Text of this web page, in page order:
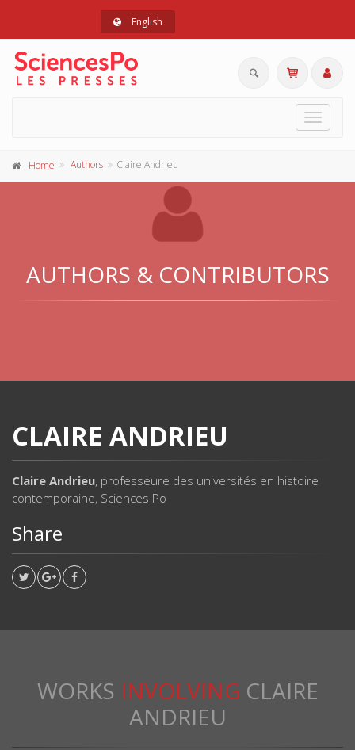
English
Toggle
Home Authors Claire Andrieu
AUTHORS & CONTRIBUTORS
CLAIRE ANDRIEU
Claire Andrieu, professeure des universités en histoire
contemporaine, Sciences Po
Share
WORKS INVOLVING CLAIRE
ANDRIEU